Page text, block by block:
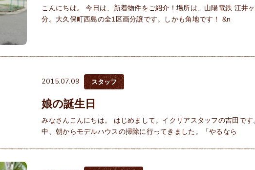
こんにちは。 今日は、新着物件をご紹介！場所は、山陽電鉄 江井
分。大久保町西島の全1区画分譲です。しかも角地です！ &n
2015.07.09 スタッフ
娘の誕生日
みなさんこんにちは。 はじめまして。イクリアスタッフの吉田で
中、朝からモデルハウスの掃除に行ってきました。「やるなら